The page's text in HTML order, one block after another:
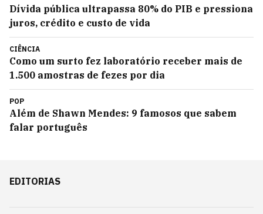
Dívida pública ultrapassa 80% do PIB e pressiona
juros, crédito e custo de vida
CIÊNCIA
Como um surto fez laboratório receber mais de
1.500 amostras de fezes por dia
POP
Além de Shawn Mendes: 9 famosos que sabem
falar português
EDITORIAS